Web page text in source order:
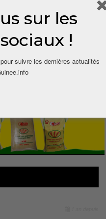
sur les
!
suivre les dernières actualités